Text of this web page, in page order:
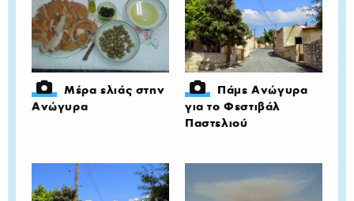
Μέρα ελιάς στην
Ανώγυρα
Πάμε Ανώγυρα
για το Φεστιβάλ
Παστελιού